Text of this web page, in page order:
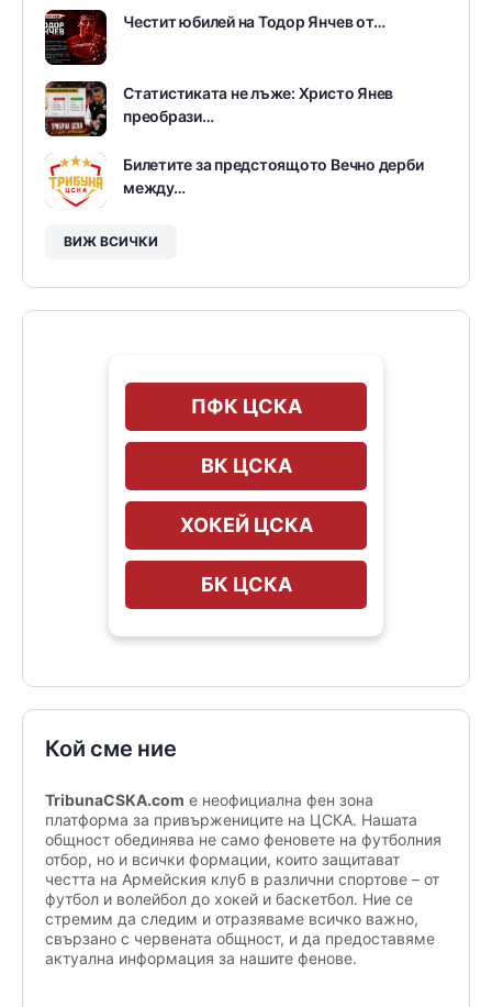
Честит юбилей на Тодор Янчев от…
Статистиката не лъже: Христо Янев
преобрази…
Билетите за предстоящото Вечно дерби
между…
ВИЖ ВСИЧКИ
ПФК ЦСКА
ВК ЦСКА
ХОКЕЙ ЦСКА
БК ЦСКА
Кой сме ние
TribunaCSKA.com е неофициална фен зона
платформа за привържениците на ЦСКА. Нашата
общност обединява не само феновете на футболния
отбор, но и всички формации, които защитават
честта на Армейския клуб в различни спортове – от
футбол и волейбол до хокей и баскетбол. Ние се
стремим да следим и отразяваме всичко важно,
свързано с червената общност, и да предоставяме
актуална информация за нашите фенове.